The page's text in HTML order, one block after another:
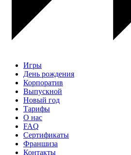
Игры
День рождения
Корпоратив
Выпускной
Новый год
Тарифы
О нас
FAQ
Сертификаты
Франшиза
Контакты